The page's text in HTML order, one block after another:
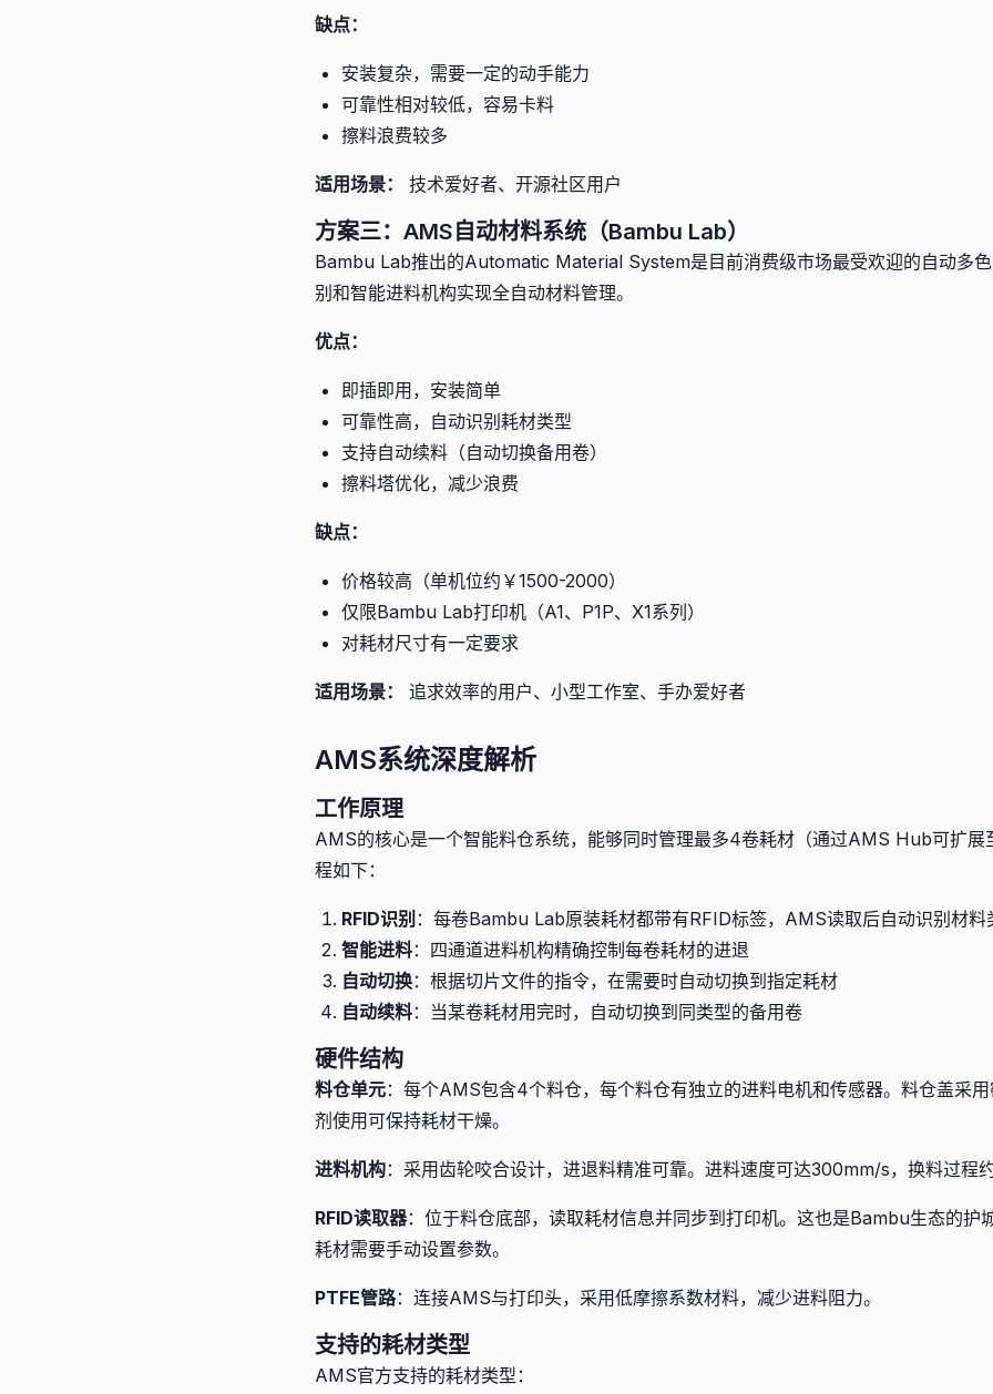
缺点：
安装复杂，需要一定的动手能力
可靠性相对较低，容易卡料
擦料浪费较多
适用场景： 技术爱好者、开源社区用户
方案三：AMS自动材料系统（Bambu Lab）
Bambu Lab推出的Automatic Material System是目前消费级市场最受欢迎的自动多
别和智能进料机构实现全自动材料管理。
优点：
即插即用，安装简单
可靠性高，自动识别耗材类型
支持自动续料（自动切换备用卷）
擦料塔优化，减少浪费
缺点：
价格较高（单机位约￥1500-2000）
仅限Bambu Lab打印机（A1、P1P、X1系列）
对耗材尺寸有一定要求
适用场景： 追求效率的用户、小型工作室、手办爱好者
AMS系统深度解析
工作原理
AMS的核心是一个智能料仓系统，能够同时管理最多4卷耗材（通过AMS Hub可扩展
程如下：
RFID识别 ：每卷Bambu Lab原装耗材都带有RFID标签，AMS读取后自动识别材料
智能进料：四通道进料机构精确控制每卷耗材的进退
自动切换：根据切片文件的指令，在需要时自动切换到指定耗材
自动续料：当某卷耗材用完时，自动切换到同类型的备用卷
硬件结构
料仓单元：每个AMS包含4个料仓，每个料仓有独立的进料电机和传感器。料仓盖采
剂使用可保持耗材干燥。
进料机构：采用齿轮咬合设计，进退料精准可靠。进料速度可达300mm/s，换料过程约
RFID读取器：位于料仓底部，读取耗材信息并同步到打印机。这也是Bambu生态的
耗材需要手动设置参数。
PTFE管路：连接AMS与打印头，采用低摩擦系数材料，减少进料阻力。
支持的耗材类型
AMS官方支持的耗材类型：